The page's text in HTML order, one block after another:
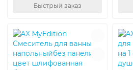
Быстрый заказ